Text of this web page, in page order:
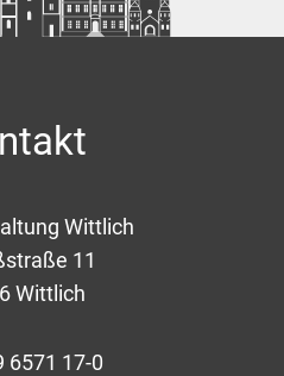
Wittlich
11
Wittlich
6571 17-0